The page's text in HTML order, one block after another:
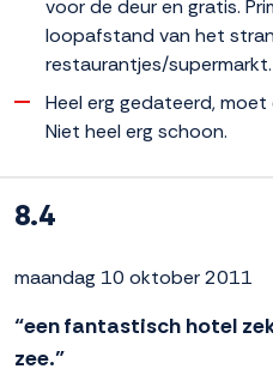
voor de deur en gratis.
loopafstand van het
restaurantjes/supermarkt.
Heel erg gedateerd,
Niet heel erg schoon.
8.4
maandag 10 oktober 2011
“een fantastisch hotel
zee.”